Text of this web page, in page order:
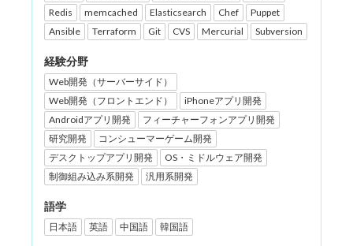
Redis
memcached Elasticsearch Chef
Puppet
Ansible
Terraform Git CVS Mercurial Subversion
経験分野
Web開発（サーバーサイド）
Web開発（フロントエンド）
iPhoneアプリ開発
Androidアプリ開発
フィーチャーフォンアプリ開発
研究開発
コンシューマーゲーム開発
デスクトップアプリ開発
OS・ミドルウェア開発
制御組み込み系開発
汎用系開発
語学
日本語 英語 中国語 韓国語